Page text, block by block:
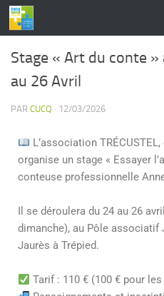
principalSkip to content
Stage « Art du conte
au 26 Avril
PAR CUCQ · 12/03/2026
L’association
organise un stage « Essayer
conteuse professionnelle
Il se déroulera du 24 au 26
dimanche), au Pôle associatif
Jaurès à Trépied.
Tarif : 110 € (100 € pour